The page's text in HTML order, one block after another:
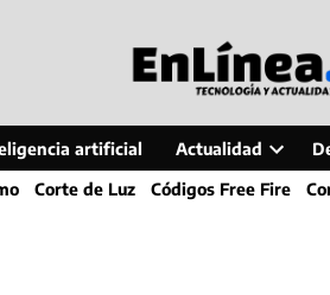
artificial Actualidad
Open
Corte de Luz Códigos Free Fire